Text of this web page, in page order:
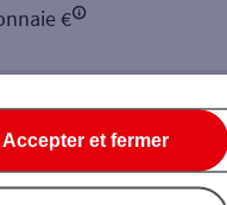
€
Accepter et fermer